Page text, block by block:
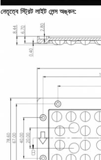
নেতৃত্বে স্ট্রিট লাইট লেন্স অঙ্কন: